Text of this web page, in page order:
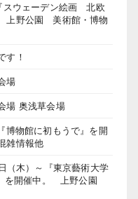
スウェーデン絵画 北欧
上野公園 美術館・博物
す！
場
場 奥浅草会場
博物館に初もうで』を開
情報他
（木）～『東京藝術大学
を開催中。 上野公園